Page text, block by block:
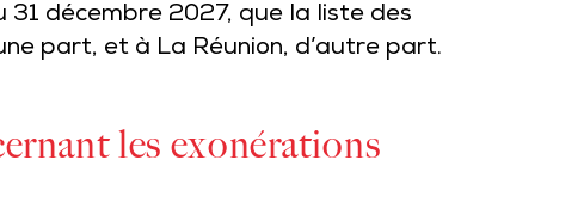
31 décembre 2027, que la liste des
part, et à La Réunion, d’autre part.
les exonérations